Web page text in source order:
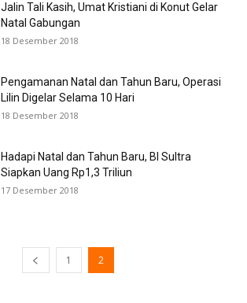
Jalin Tali Kasih, Umat Kristiani di Konut Gelar
Natal Gabungan
18 Desember 2018
Pengamanan Natal dan Tahun Baru, Operasi
Lilin Digelar Selama 10 Hari
18 Desember 2018
Hadapi Natal dan Tahun Baru, BI Sultra
Siapkan Uang Rp1,3 Triliun
17 Desember 2018
1 2